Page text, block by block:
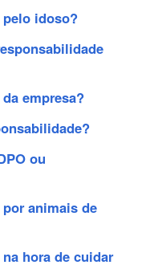
pelo idoso?
empresa?
ou
animais de
hora de cuidar